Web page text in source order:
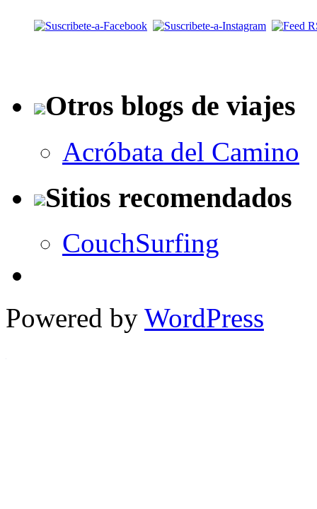
Otros blogs de viajes
Acróbata del Camino
Sitios recomendados
CouchSurfing
Powered by WordPress